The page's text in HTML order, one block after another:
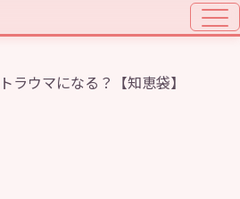
ラウマになる？【知恵袋】